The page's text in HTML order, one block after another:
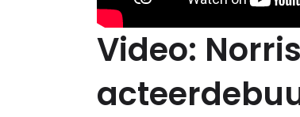
Video: